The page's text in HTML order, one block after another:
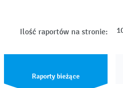
Ilość raportów na stronie:
Raporty bieżące